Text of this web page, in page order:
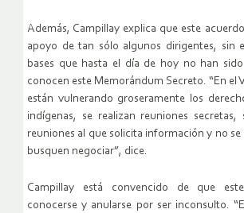
Además, Campillay explica que este
apoyo de tan sólo algunos dirigentes, sin
bases que hasta el día de hoy no han
conocen este Memorándum Secreto. “En el
están vulnerando groseramente los
indígenas, se realizan reuniones secretas,
reuniones al que solicita información y no se
busquen negociar”, dice.
Campillay está convencido de que
conocerse y anularse por ser inconsulto.